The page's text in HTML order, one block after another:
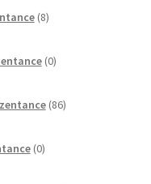
8izdelkov
0izdelkov
86izdelkov
0izdelkov